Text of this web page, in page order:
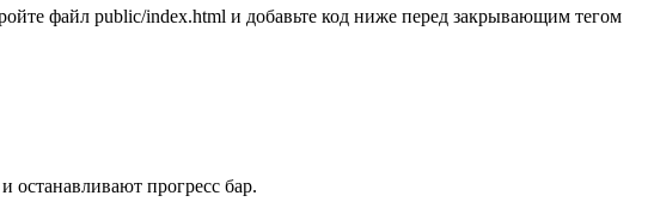
файл public/index.html и добавьте код ниже перед закрывающим тегом
останавливают прогресс бар.